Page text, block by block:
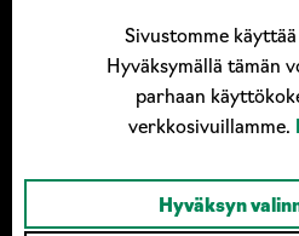
Sivustomme
Hyväksymällä tämän
parhaan
verkkosivuillamme.
Hyväksyn